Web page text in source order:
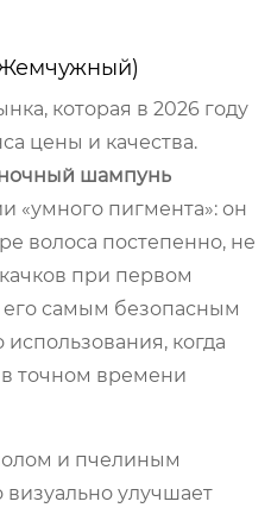
которая в 2026 году
цены и качества.
шампунь
«умного пигмента»: он
волоса постепенно, не
при первом
самым безопасным
когда
в точном времени
и пчелиным
улучшает